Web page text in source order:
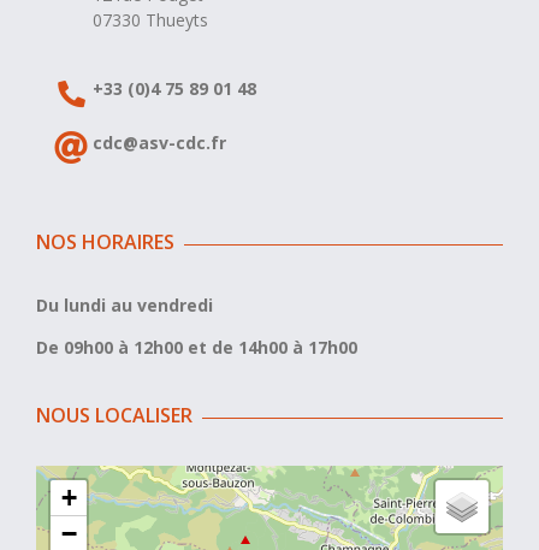
07330 Thueyts
+33 (0)4 75 89 01 48
cdc@asv-cdc.fr
NOS HORAIRES
Du lundi au vendredi
De 09h00 à 12h00 et de 14h00 à 17h00
NOUS LOCALISER
+
−